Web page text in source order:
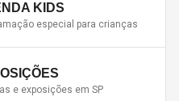
KIDS
especial para crianças
e exposições em SP